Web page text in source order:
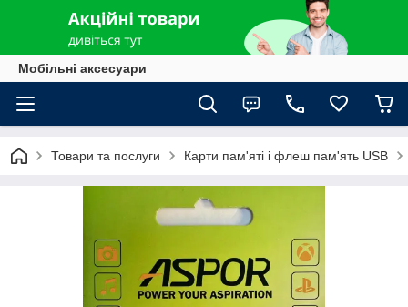
Мобільні аксесуари
Товари та послуги Карти пам'яті і флеш пам'ять USB